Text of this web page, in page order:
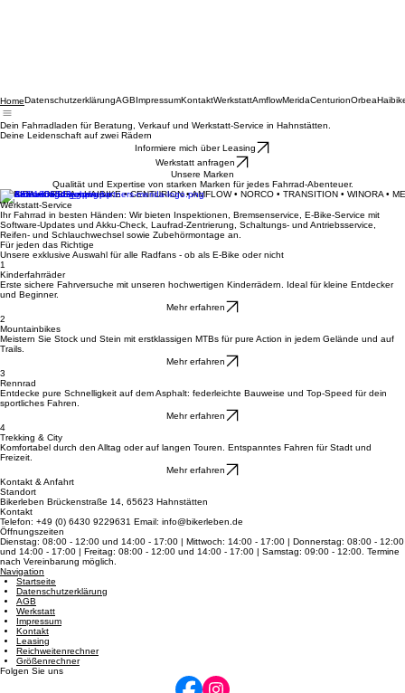
HomeDatenschutzerklärungAGB ImpressumKontaktWerkstattAmflowMeridaCenturion
Dein Fahrradladen für Beratung, Verkauf und Werkstatt-Service in Hahnstätten.
Informiere mich über Leasing
Werkstatt anfragen
Qualität und Expertise von starken Marken für jedes Fahrrad-Abenteuer.
MERIDA • ORBEA • HAIBIKE • CENTURION • AMFLOW • NORCO • TRANSITION • WINORA •
Werkstatt-Service
Ihr Fahrrad in besten Händen: Wir bieten Inspektionen, Bremsenservice, E-Bike-Service mit
Software-Updates und Akku-Check, Laufrad-Zentrierung, Schaltungs- und Antriebsservice,
Reifen- und Schlauchwechsel sowie Zubehörmontage an.
Für jeden das Richtige
Unsere exklusive Auswahl für alle Radfans - ob als E-Bike oder nicht
1
Erste sichere Fahrversuche mit unseren hochwertigen Kinderrädern. Ideal für kleine Entdecker
und Beginner.
Mehr erfahren
2
Meistern Sie Stock und Stein mit erstklassigen MTBs für pure Action in jedem Gelände und auf
Trails.
Mehr erfahren
3
Entdecke pure Schnelligkeit auf dem Asphalt: federleichte Bauweise und Top-Speed für dein
sportliches Fahren.
Mehr erfahren
4
Komfortabel durch den Alltag oder auf langen Touren. Entspanntes Fahren für Stadt und
Freizeit.
Mehr erfahren
Kontakt & Anfahrt
Standort
Bikerleben Brückenstraße 14, 65623 Hahnstätten
Kontakt
Telefon: +49 (0) 6430 9229631 Email: info@bikerleben.de
Öffnungszeiten
Dienstag: 08:00 - 12:00 und 14:00 - 17:00 | Mittwoch: 14:00 - 17:00 | Donnerstag: 08:00 - 12:00
und 14:00 - 17:00 | Freitag: 08:00 - 12:00 und 14:00 - 17:00 | Samstag: 09:00 - 12:00. Termine
nach Vereinbarung möglich.
Navigation
Startseite
Datenschutzerklärung
AGB
Werkstatt
Impressum
Kontakt
Leasing